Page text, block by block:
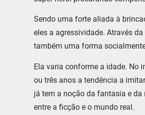
Sendo uma forte aliada à
eles a agressividade. Através
também uma forma
Ela varia conforme a idade. No
ou três anos a tendência a
já tem a noção da fantasia e
entre a ficção e o mundo real.